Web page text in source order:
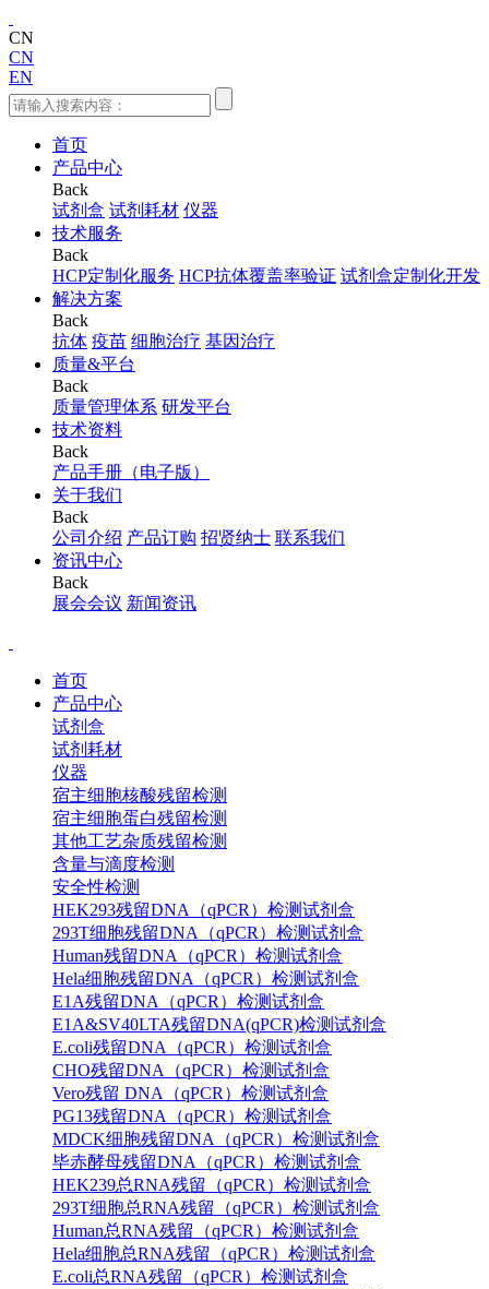
CN
CN
EN
首页
产品中心
Back
试剂盒 试剂耗材 仪器
技术服务
Back
HCP定制化服务 HCP抗体覆盖率验证 试剂盒定制化开发
解决方案
Back
抗体 疫苗 细胞治疗 基因治疗
质量&平台
Back
质量管理体系 研发平台
技术资料
Back
产品手册（电子版）
关于我们
Back
公司介绍 产品订购 招贤纳士 联系我们
资讯中心
Back
展会会议 新闻资讯
首页
产品中心
试剂盒
试剂耗材
仪器
宿主细胞核酸残留检测
宿主细胞蛋白残留检测
其他工艺杂质残留检测
含量与滴度检测
安全性检测
HEK293残留DNA（qPCR）检测试剂盒
293T细胞残留DNA（qPCR）检测试剂盒
Human残留DNA（qPCR）检测试剂盒
Hela细胞残留DNA（qPCR）检测试剂盒
E1A残留DNA（qPCR）检测试剂盒
E1A&SV40LTA残留DNA(qPCR)检测试剂盒
E.coli残留DNA（qPCR）检测试剂盒
CHO残留DNA（qPCR）检测试剂盒
Vero残留 DNA（qPCR）检测试剂盒
PG13残留DNA（qPCR）检测试剂盒
MDCK细胞残留DNA（qPCR）检测试剂盒
毕赤酵母残留DNA（qPCR）检测试剂盒
HEK239总RNA残留（qPCR）检测试剂盒
293T细胞总RNA残留（qPCR）检测试剂盒
Human总RNA残留（qPCR）检测试剂盒
Hela细胞总RNA残留（qPCR）检测试剂盒
E.coli总RNA残留（qPCR）检测试剂盒